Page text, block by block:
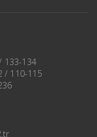
133-134
/ 110-115